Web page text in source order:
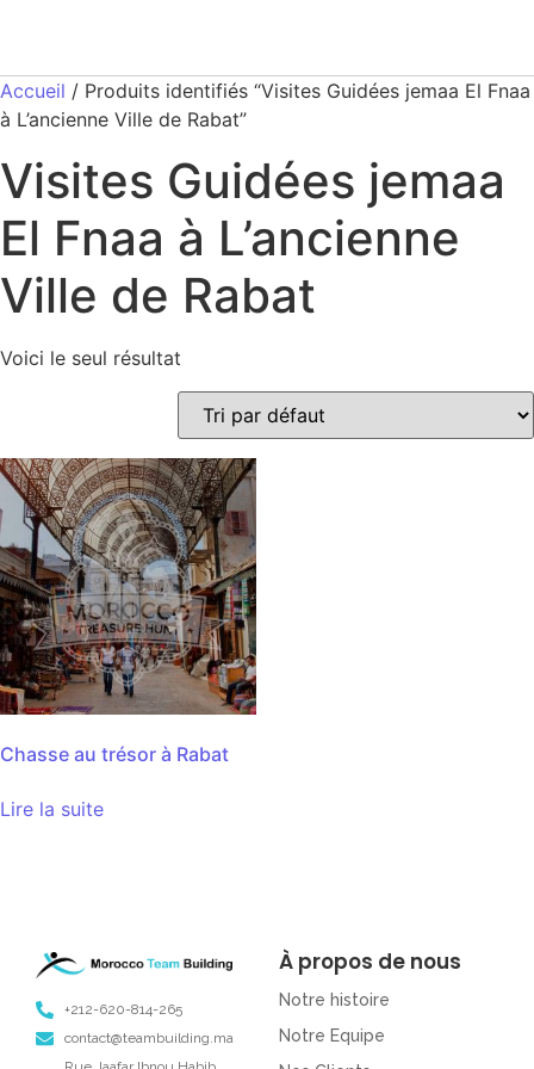
Accueil / Produits identifiés “Visites Guidées jemaa El Fnaa
à L’ancienne Ville de Rabat”
Visites Guidées jemaa
El Fnaa à L’ancienne
Ville de Rabat
Voici le seul résultat
Chasse au trésor à Rabat
Lire la suite
+212-620-814-265
contact@teambuilding.ma
À propos de nous
Notre histoire
Notre Equipe